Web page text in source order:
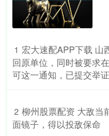
1 宏大速配APP下载 山
回原单位，同时被要求
可这一通知，已提交举
2 柳州股票配资 大敌当
面镜子，得以投敌保命